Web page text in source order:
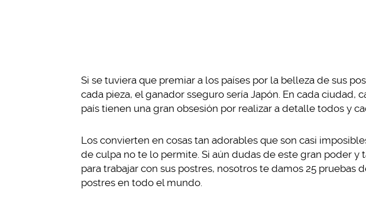
Si se tuviera que premiar a los países por la belleza de sus
cada pieza, el ganador sseguro sería Japón. En cada ciudad,
país tienen una gran obsesión por realizar a detalle todos y
Los convierten en cosas tan adorables que son casi
de culpa no te lo permite. Si aún dudas de este gran poder y
para trabajar con sus postres, nosotros te damos 25 pruebas
postres en todo el mundo.